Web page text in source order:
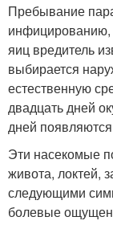
Пребывание
инфицированию,
яиц вредитель
выбирается
естественную
двадцать дней
дней
Эти насекомые
живота, локтей,
следующими
болевые